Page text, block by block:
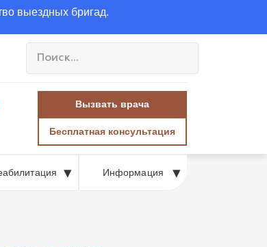
выездных бригад.
Вызвать врача
Бесплатная консультация
Информация